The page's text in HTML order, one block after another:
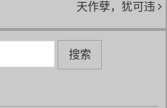
天作孽，犹可违